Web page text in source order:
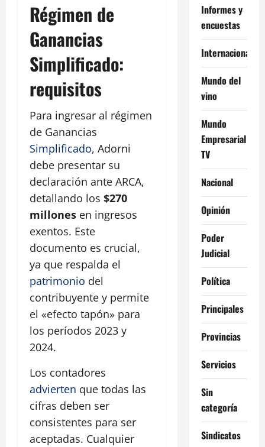
Régimen de
Ganancias
Simplificado:
requisitos
Para ingresar al régimen
de Ganancias
Simplificado, Adorni
debe presentar su
declaración ante ARCA,
detallando los $270
millones en ingresos
exentos. Este
documento es crucial,
ya que respalda el
patrimonio del
contribuyente y permite
el «efecto tapón» para
los períodos 2023 y
2024.
Los contadores
advierten que todas las
cifras deben ser
consistentes para ser
aceptadas. Cualquier
Informes y
encuestas
Internacional
Mundo del
vino
Mundo
Empresarial
TV
Nacional
Opinión
Poder
Judicial
Política
Principales
Provincias
Servicios
Sin
categoría
Sindicatos